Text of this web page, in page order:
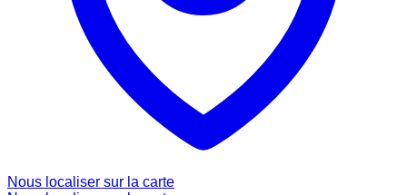
Nous localiser sur la carte